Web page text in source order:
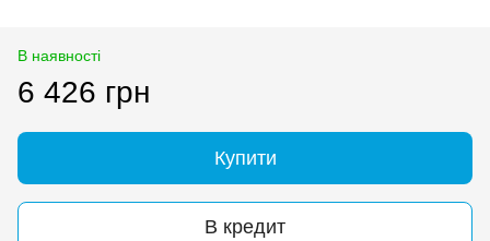
В наявності
6 426 грн
Купити
В кредит